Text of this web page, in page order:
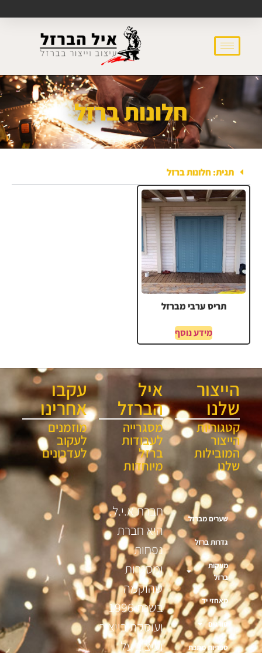
חלונות ברזל
תגית: חלונות ברזל
תריס ערבי מברזל
מידע נוסף
הייצור
שלנו
קטגוריות
הייצור
המובילות
שלנו
שערים מברזל
גדרות ברזל
מעקות
ברזל
מאחזי יד
סורגים
ספריות מתכת
איל
הברזל
מסגרייה
לעבודות
ברזל
מיוחדות
חברת א.י.ל.
היא חברת
נפחות
ומסגרות
שהוקמה
בשנת 1996
ועוסקת בייצור
ועיצוב על
עקבו
אחרינו
מוזמנים
לעקוב
לעדכונים